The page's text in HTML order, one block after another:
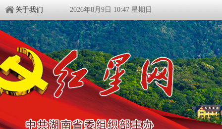
关于我们 2026年8月9日 10:47 星期日